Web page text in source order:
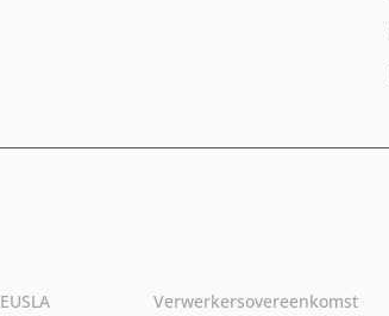
EUSLA Verwerkersovereenkomst